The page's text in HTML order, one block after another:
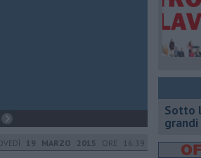
19 MARZO 2015 ORE 16:39
Sotto